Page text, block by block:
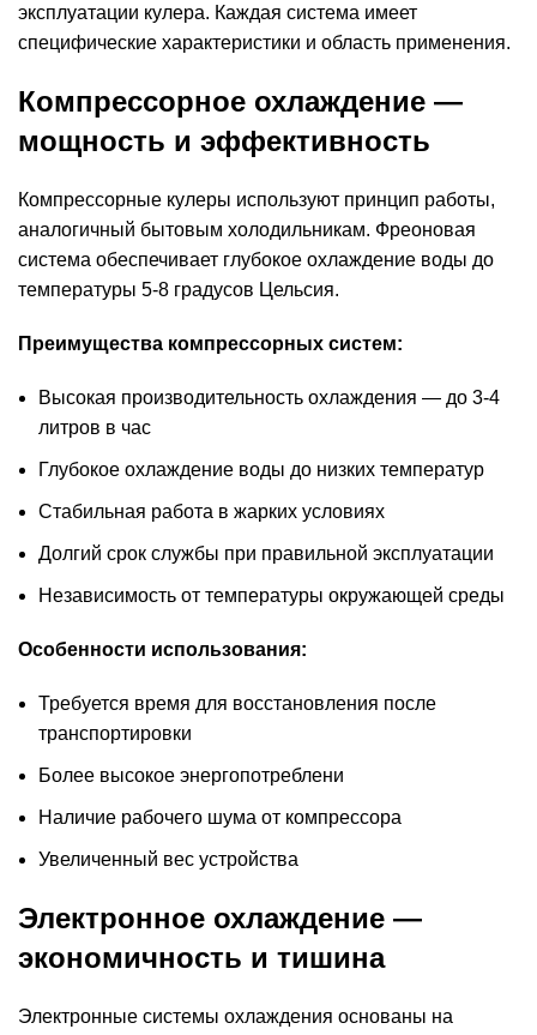
эксплуатации кулера. Каждая система имеет
специфические характеристики и область применения.
Компрессорное охлаждение —
мощность и эффективность
Компрессорные кулеры используют принцип работы,
аналогичный бытовым холодильникам. Фреоновая
система обеспечивает глубокое охлаждение воды до
температуры 5-8 градусов Цельсия.
Преимущества компрессорных систем:
Высокая производительность охлаждения — до 3-4
литров в час
Глубокое охлаждение воды до низких температур
Стабильная работа в жарких условиях
Долгий срок службы при правильной эксплуатации
Независимость от температуры окружающей среды
Особенности использования:
Требуется время для восстановления после
транспортировки
Более высокое энергопотреблени
Наличие рабочего шума от компрессора
Увеличенный вес устройства
Электронное охлаждение —
экономичность и тишина
Электронные системы охлаждения основаны на